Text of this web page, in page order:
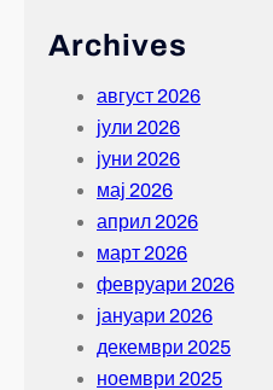
Archives
август 2026
јули 2026
јуни 2026
мај 2026
април 2026
март 2026
февруари 2026
јануари 2026
декември 2025
ноември 2025